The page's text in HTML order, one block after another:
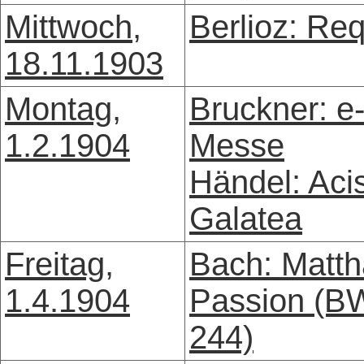
Mittwoch,
18.11.1903
Berlioz:
Montag,
1.2.1904
Bruckner:
Messe
Händel:
Galatea
Freitag,
1.4.1904
Bach:
Passion
244)